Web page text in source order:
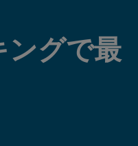
ングで最